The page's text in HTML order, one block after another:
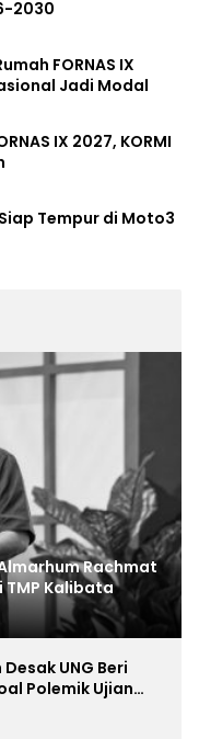
2030
FORNAS IX
Jadi Modal
IX 2027, KORMI
Tempur di Moto3
Rachmat
TMP Kalibata
UNG Beri
Polemik Ujian